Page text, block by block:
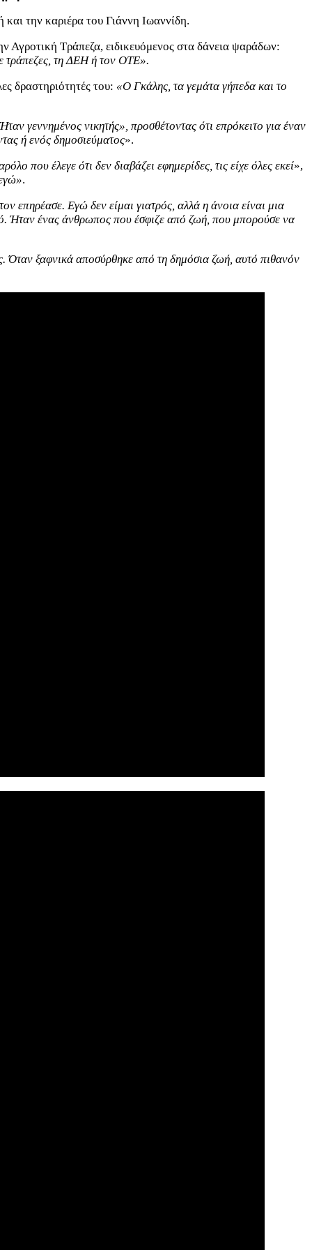
την καριέρα του Γιάννη Ιωαννίδη.
Αγροτική Τράπεζα, ειδικευόμενος στα δάνεια ψαράδων:
τράπεζες, τη ΔΕΗ ή τον ΟΤΕ».
δραστηριότητές του: «Ο Γκάλης, τα γεμάτα γήπεδα και το
γεννημένος νικητής», προσθέτοντας ότι επρόκειτο για έναν
ή ενός δημοσιεύματος».
που έλεγε ότι δεν διαβάζει εφημερίδες, τις είχε όλες εκεί»,
.
επηρέασε. Εγώ δεν είμαι γιατρός, αλλά η άνοια είναι μια
Ήταν ένας άνθρωπος που έσφιζε από ζωή, που μπορούσε να
Όταν ξαφνικά αποσύρθηκε από τη δημόσια ζωή, αυτό πιθανόν